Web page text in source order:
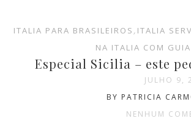
ITALIA PARA BRASILEIROS , ITALIA
NA ITALIA COM
Especial Sicilia – este
JULHO 9,
BY PATRICIA
NENHUM